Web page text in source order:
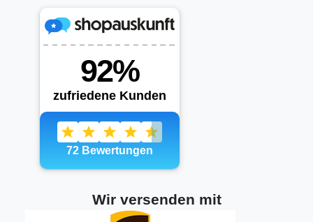
Wir versenden mit